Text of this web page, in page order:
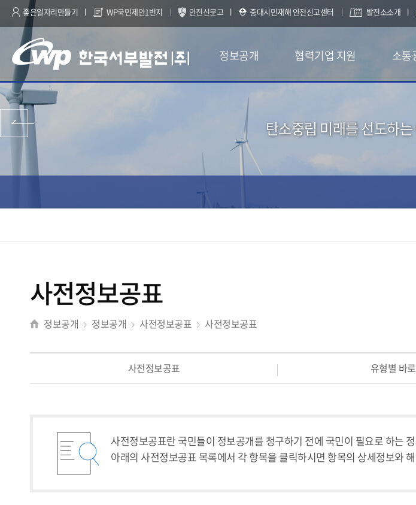
좋은일자리만들기 WP국민제안1번지 안전신문고 중대시민재해 안전신고센터 발전소소개
정보공개 협력기업 지원 소통
탄소중립 미래를 선도하
사전정보공표
정보공개 정보공개 사전정보공표 사전정보공표
사전정보공표 유형별 바
사전정보공표란 국민들이 정보공개를 청구하기 전에 국민이 필요로 하는
아래의 사전정보공표 목록에서 각 항목을 클릭하시면 항목의 상세정보와